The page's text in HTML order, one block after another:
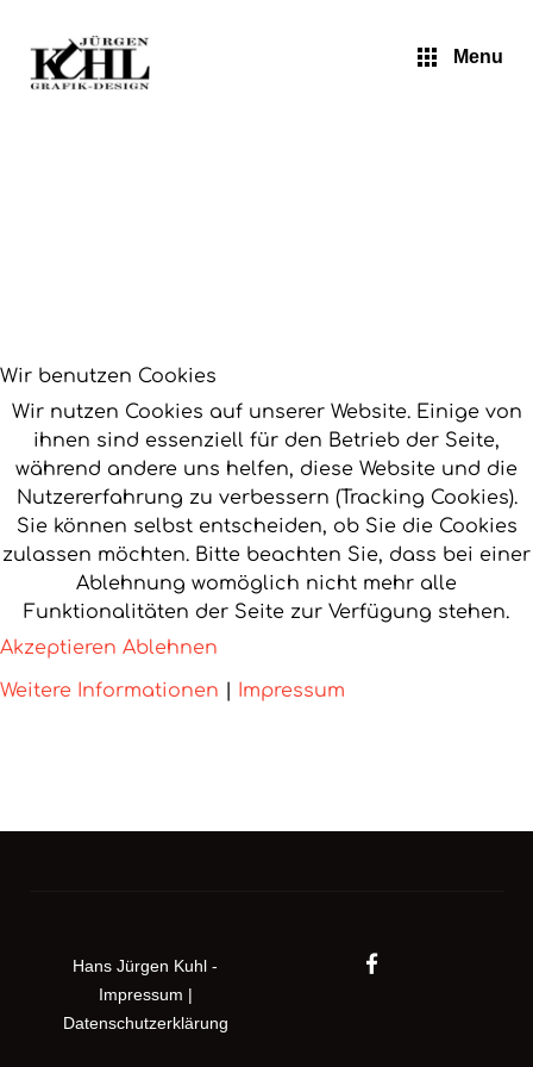
Menu
Jürgen Kuhl - Diverses
Hans Jürgen Kuhl -
Impressum |
Datenschutzerklärung
Wir benutzen Cookies
Wir nutzen Cookies auf unserer Website. Einige von
ihnen sind essenziell für den Betrieb der Seite,
während andere uns helfen, diese Website und die
Nutzererfahrung zu verbessern (Tracking Cookies).
Sie können selbst entscheiden, ob Sie die Cookies
zulassen möchten. Bitte beachten Sie, dass bei einer
Ablehnung womöglich nicht mehr alle
Funktionalitäten der Seite zur Verfügung stehen.
Akzeptieren Ablehnen
Weitere Informationen
Impressum